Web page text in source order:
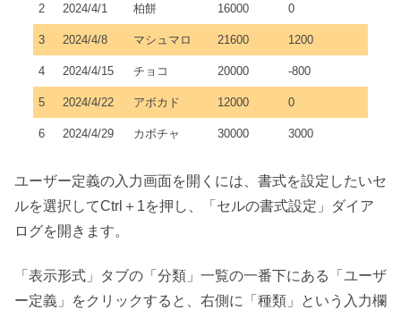
2 2024/4/1 柏餅 16000 0
3 2024/4/8 マシュマロ 21600 1200
4 2024/4/15 チョコ 20000 -800
5 2024/4/22 アボカド 12000 0
6 2024/4/29 カボチャ 30000 3000
ユーザー定義の入力画面を開くには、書式を設定したいセ
ルを選択してCtrl＋1を押し、「セルの書式設定」ダイア
ログを開きます。
「表示形式」タブの「分類」一覧の一番下にある「ユーザ
ー定義」をクリックすると、右側に「種類」という入力欄